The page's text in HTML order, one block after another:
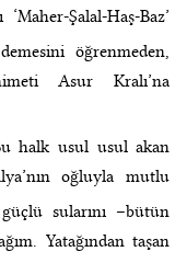
Şalal-Haş-Baz’
öğrenmeden,
Asur Kralı’na
halk usul usul akan
oğluyla mutlu
sularını –bütün
Yatağından taşan